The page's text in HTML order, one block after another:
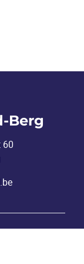
Berg
60